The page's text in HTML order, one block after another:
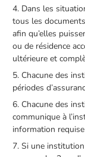
4. Dans les
tous les
afin qu’elles
ou de résidence
ultérieure et
5. Chacune des
périodes
6. Chacune des
communique à
information
7. Si une